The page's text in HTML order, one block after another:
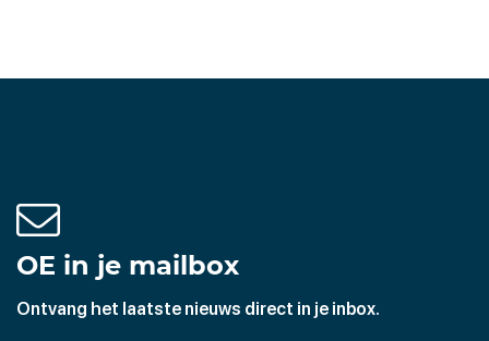
OE in je mailbox
Ontvang het laatste nieuws direct in je inbox.